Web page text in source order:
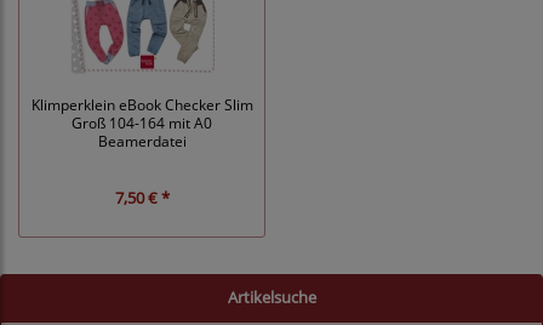
Klimperklein eBook Checker Slim
Groß 104-164 mit A0
Beamerdatei
7,50 € *
Artikelsuche